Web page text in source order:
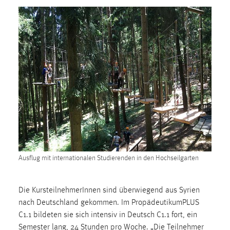
Ausflug mit internationalen Studierenden in den Hochseilgarten
Die KursteilnehmerInnen sind überwiegend aus Syrien
nach Deutschland gekommen. Im PropädeutikumPLUS
C1.1 bildeten sie sich intensiv in Deutsch C1.1 fort, ein
Semester lang, 24 Stunden pro Woche. „Die Teilnehmer
Chat
Name:
MibewSessionID, MIBEW_UserID, mibew_locale, mibew-
chat-frame-style-5e9dbeb1811c0446
Zweck:
Wird benötigt um die Chatfunktion nutzen zu können.
Cookie Laufzeit:
MibewSessionID, mibew-chat-frame-style-
5e9dbeb1811c0446 = Sitzungslaufzeit, mibew_locale = 3
Jahre, MIBEW_UserID = 1 Jahr
Login
Name:
fe_user, be_user, be_lastLoginProvider